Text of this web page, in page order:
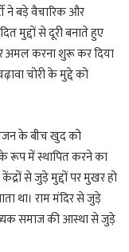
ने बड़े वैचारिक और
मुद्दों से दूरी बनाते हुए
अमल करना शुरू कर दिया
चोरी के मुद्दे को
के बीच खुद को
के रूप में स्थापित करने का
से जुड़े मुद्दों पर मुखर हो
था। राम मंदिर से जुड़े
समाज की आस्था से जुड़े